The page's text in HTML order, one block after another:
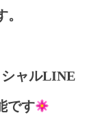
ャルLINE
です